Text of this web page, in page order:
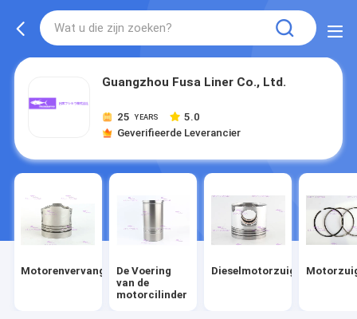
Guangzhou Fusa Liner Co., Ltd.
25 YEARS
5.0
Geverifieerde Leverancier
MotorenvervangstukkenDe Voering
van de
motorcilinder
Dieselmotorzuiger